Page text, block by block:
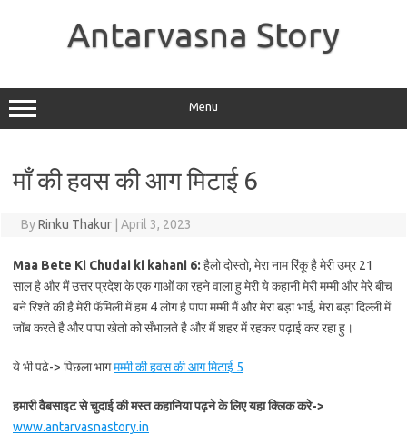
Antarvasna Story
Menu
माँ की हवस की आग मिटाई 6
ByRinku Thakur April 3, 2023
Maa Bete Ki Chudai ki kahani 6: हैलो दोस्तो, मेरा नाम रिंकू है मेरी उम्र 21
साल है और मैं उत्तर प्रदेश के एक गाओं का रहने वाला हु मेरी ये कहानी मेरी मम्मी और मेरे बीच
बने रिश्ते की है मेरी फॅमिली में हम 4 लोग है पापा मम्मी मैं और मेरा बड़ा भाई, मेरा बड़ा दिल्ली में
जॉब करते है और पापा खेतो को सँभालते है और मैं शहर में रहकर पढ़ाई कर रहा हु।
ये भी पढे-> पिछला भागमम्मी की हवस की आग मिटाई 5
हमारी वैबसाइट से चुदाई की मस्त कहानिया पढ़ने के लिए यहा क्लिक करे->
www.antarvasnastory.in